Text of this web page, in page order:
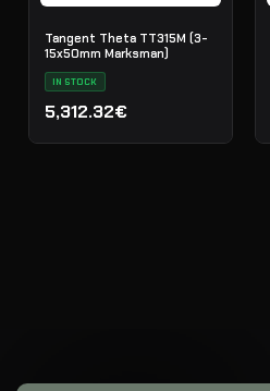
Tangent Theta TT315M (3-
15x50mm Marksman)
IN STOCK
5,312.32€